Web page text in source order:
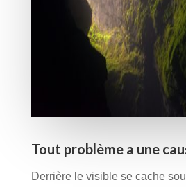
Tout problème a une
Derrière le visible se cache